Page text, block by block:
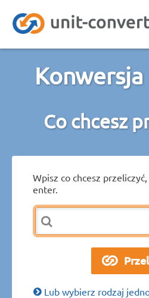
Co chcesz
Wpisz co chcesz
enter.
Lub wybierz rodzaj